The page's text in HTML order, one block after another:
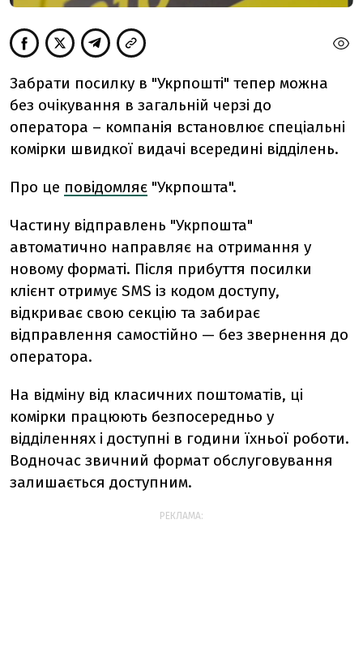
Забрати посилку в "Укрпошті" тепер можна
без очікування в загальній черзі до
оператора – компанія встановлює спеціальні
комірки швидкої видачі всередині відділень.
Про це повідомляє "Укрпошта".
Частину відправлень "Укрпошта"
автоматично направляє на отримання у
новому форматі. Після прибуття посилки
клієнт отримує SMS із кодом доступу,
відкриває свою секцію та забирає
відправлення самостійно — без звернення до
оператора.
На відміну від класичних поштоматів, ці
комірки працюють безпосередньо у
відділеннях і доступні в години їхньої роботи.
Водночас звичний формат обслуговування
залишається доступним.
РЕКЛАМА: